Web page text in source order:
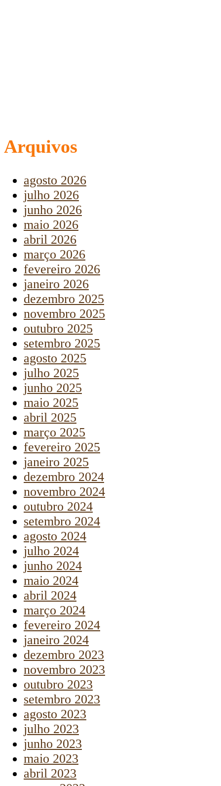
Arquivos
agosto 2026
julho 2026
junho 2026
maio 2026
abril 2026
março 2026
fevereiro 2026
janeiro 2026
dezembro 2025
novembro 2025
outubro 2025
setembro 2025
agosto 2025
julho 2025
junho 2025
maio 2025
abril 2025
março 2025
fevereiro 2025
janeiro 2025
dezembro 2024
novembro 2024
outubro 2024
setembro 2024
agosto 2024
julho 2024
junho 2024
maio 2024
abril 2024
março 2024
fevereiro 2024
janeiro 2024
dezembro 2023
novembro 2023
outubro 2023
setembro 2023
agosto 2023
julho 2023
junho 2023
maio 2023
abril 2023